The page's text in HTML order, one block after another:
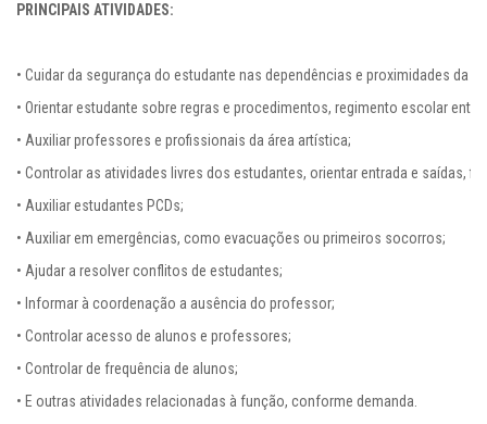
PRINCI PAIS ATIVIDADES:
• Cuidar da segurança do estudante nas dependências e proximidades da
• Orientar estudante sobre regras e procedimentos, regimento escolar
• Auxiliar professores e profissionais da área artística;
• Controlar as atividades livres dos estudantes, orientar entrada e saídas,
• Auxiliar estudantes PCDs;
• Auxiliar em emergências, como evacuações ou primeiros socorros;
• Ajudar a resolver conflitos de estudantes;
• Informar à coordenação a ausência do professor;
• Controlar acesso de alunos e professores;
• Controlar de frequência de alunos;
• E outras atividades relacionadas à função, conforme demanda.